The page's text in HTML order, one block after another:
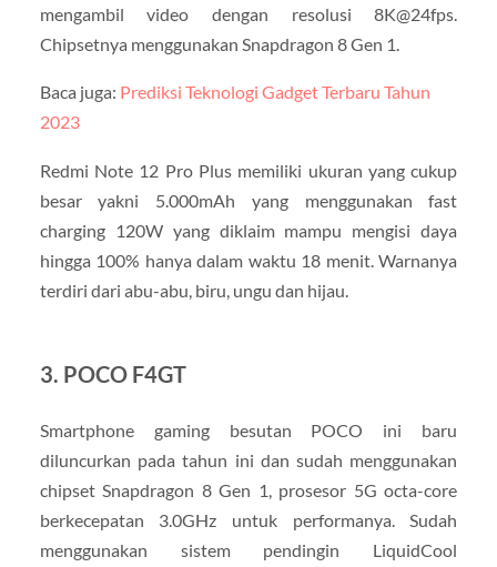
mengambil video dengan resolusi 8K@24fps.
Chipsetnya menggunakan Snapdragon 8 Gen 1.
Baca juga: Prediksi Teknologi Gadget Terbaru Tahun
2023
Redmi Note 12 Pro Plus memiliki ukuran yang cukup
besar yakni 5.000mAh yang menggunakan fast
charging 120W yang diklaim mampu mengisi daya
hingga 100% hanya dalam waktu 18 menit. Warnanya
terdiri dari abu-abu, biru, ungu dan hijau.
3. POCO F4GT
Smartphone gaming besutan POCO ini baru
diluncurkan pada tahun ini dan sudah menggunakan
chipset Snapdragon 8 Gen 1, prosesor 5G octa-core
berkecepatan 3.0GHz untuk performanya. Sudah
menggunakan sistem pendingin LiquidCool